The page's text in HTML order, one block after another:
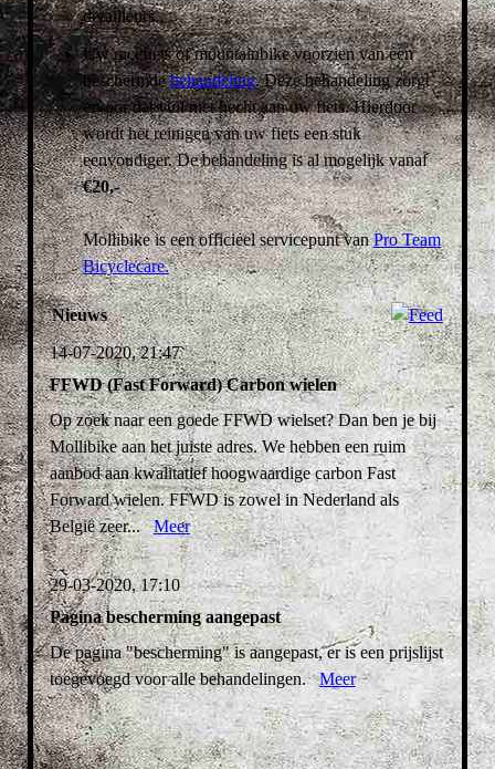
derailleurs..
Uw racefiets of mountainbike voorzien van een
beschermdebehandeling. Deze behandeling zorgt
ervoor dat vuil niet hecht aan uw fiets. Hierdoor
wordt het reinigen van uw fiets een stuk
eenvoudiger. De behandeling is al mogelijk vanaf
€20,-
Mollibike is een officieel servicepunt vanPro Team
Bicyclecare.
Nieuws
14-07-2020, 21:47
FFWD (Fast Forward) Carbon wielen
Op zoek naar een goede FFWD wielset? Dan ben je bij
Mollibike aan het juiste adres. We hebben een ruim
aanbod aan kwalitatief hoogwaardige carbon Fast
Forward wielen. FFWD is zowel in Nederland als
België zeer...Meer
29-03-2020, 17:10
Pagina bescherming aangepast
De pagina "bescherming" is aangepast, er is een prijslijst
toegevoegd voor alle behandelingen.Meer